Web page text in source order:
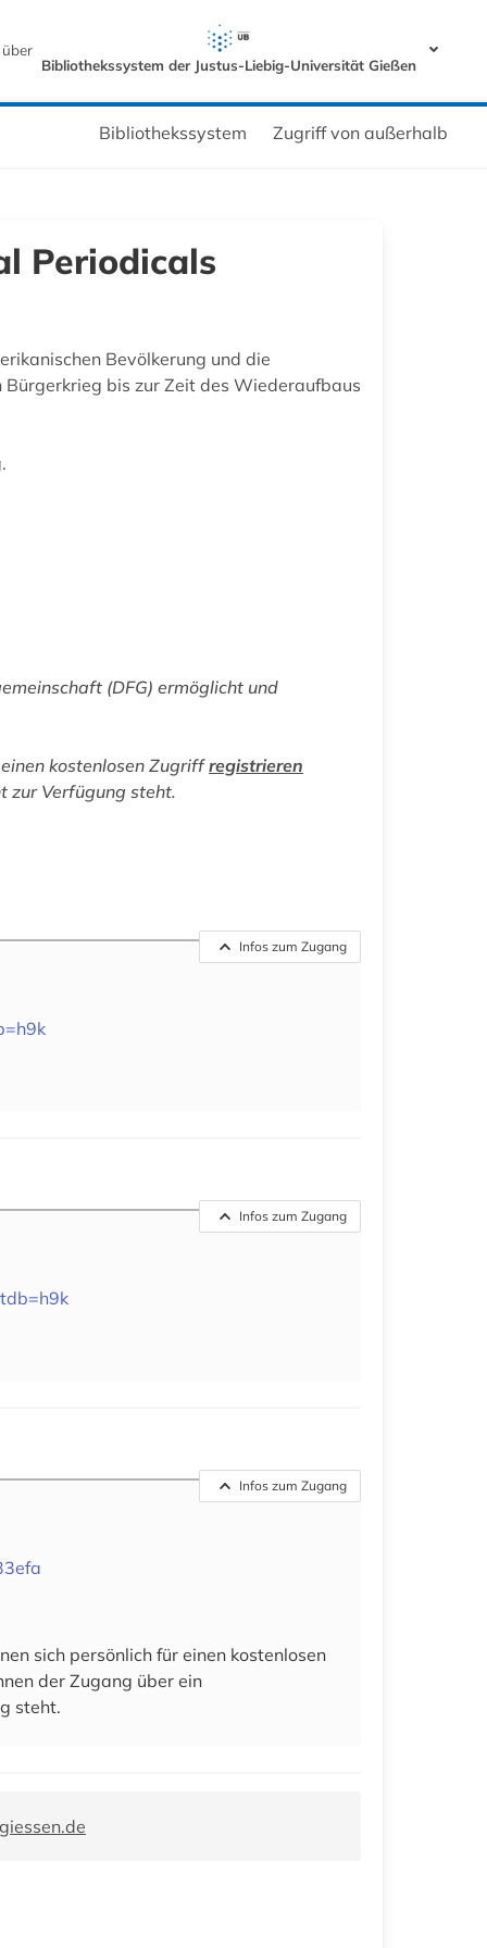
Bibliothekssystem der Justus-Liebig-Universität Gießen
Bibliothekssystem Zugriff von außerhalb
Periodicals
Bevölkerung und die
bis zur Zeit des Wiederaufbaus
(DFG) ermöglicht und
kostenlosen Zugriffregistrieren
zur Verfügung steht.
Infos zum Zugang
Infos zum Zugang
Infos zum Zugang
sich persönlich für einen kostenlosen
der Zugang über ein
steht.